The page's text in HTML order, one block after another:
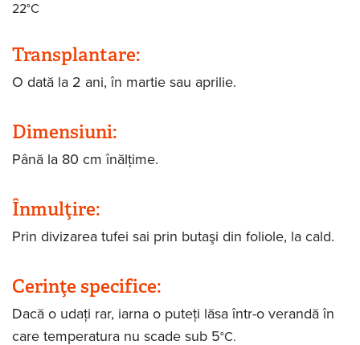
22°C
Transplantare:
O dată la 2 ani, în martie sau aprilie.
Dimensiuni:
Până la 80 cm înălţime.
Înmulţire:
Prin divizarea tufei sai prin butaşi din foliole, la cald.
Cerinţe specifice:
Dacă o udaţi rar, iarna o puteţi lăsa într-o verandă în
care temperatura nu scade sub 5°C.